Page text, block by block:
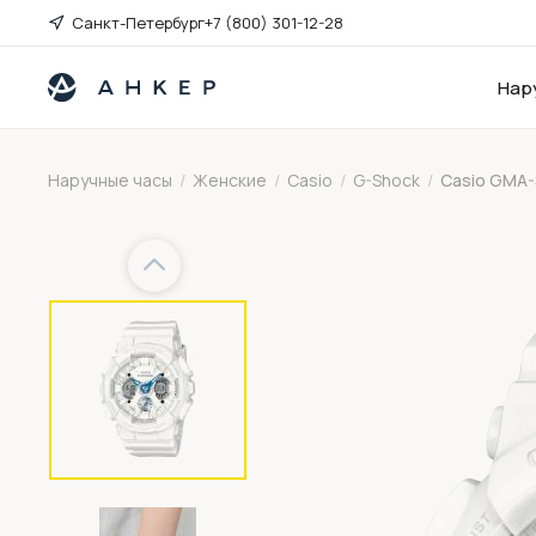
Санкт-Петербург+7 (800) 301-12-28
Наручные часы / Женские / Casio / G-Shock / Casio
Previous